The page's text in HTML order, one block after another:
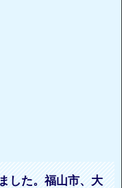
した。福山市、大